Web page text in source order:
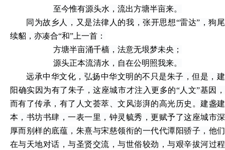
至今惟有源头水，流出方塘半亩来。
同为故乡人，又是法律人的我，张开思想“雷达”，狗尾
续貂，亦凑合“和”上一首：
方塘半亩涌千樯，法意无垠梦未央；
源头正本流清水，自在公明照我来。
远承中华文化，弘扬中华文明的不只是朱子，但是，建
阳确实因为有了朱子，这座城市才注入更多的“人文”基因，
而有了传承，有了人文荟萃、文风澎湃的高光历史。建盏建
本，书坊书肆，一表一里，钟灵毓秀，更赋予了这座城市深
厚而别样的底蕴，朱熹与宋慈领衔的一代代潭阳骄子，他们
在与天地对话，与圣贤交流，与世俗较劲，与艰辛拔河过程